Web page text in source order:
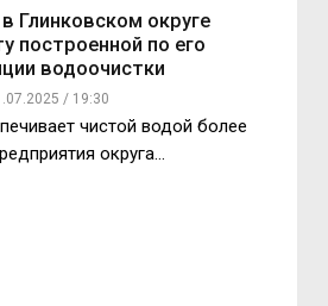
Глинковском округе
построенной по его
водоочистки
/ 19:30
чистой водой более
округа…